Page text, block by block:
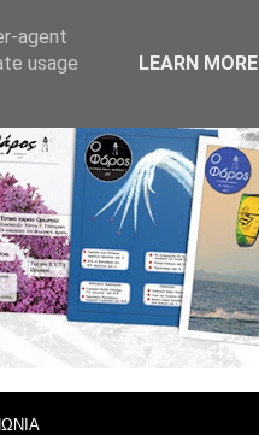
agent
usage
LEARN MORE